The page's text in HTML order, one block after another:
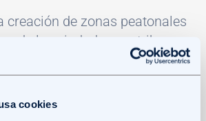
cookies
creación de zonas peatonales
de las ciudades contribuye a
vehicular y a crear
más agradables.